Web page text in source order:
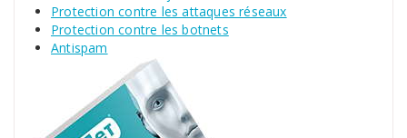
Protection contre les attaques réseaux
Protection contre les botnets
Antispam